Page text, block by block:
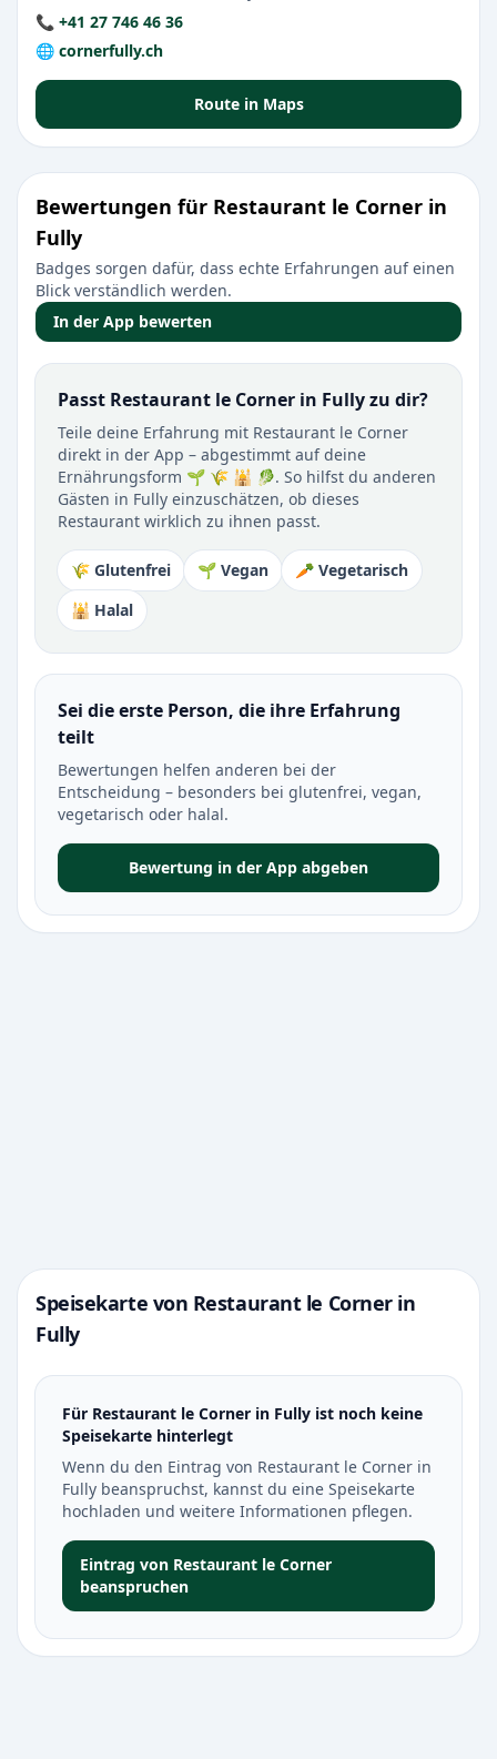
📞 +41 27 746 46 36
🌐 cornerfully.ch
Route in Maps
Bewertungen für Restaurant le Corner in
Fully
Badges sorgen dafür, dass echte Erfahrungen auf einen
Blick verständlich werden.
In der App bewerten
Passt Restaurant le Corner in Fully zu dir?
Teile deine Erfahrung mit Restaurant le Corner
direkt in der App – abgestimmt auf deine
Ernährungsform 🌱 🌾 🕌 🥬. So hilfst du anderen
Gästen in Fully einzuschätzen, ob dieses
Restaurant wirklich zu ihnen passt.
🌾 Glutenfrei 🌱 Vegan
🥕 Vegetarisch
🕌 Halal
Sei die erste Person, die ihre Erfahrung
teilt
Bewertungen helfen anderen bei der
Entscheidung – besonders bei glutenfrei, vegan,
vegetarisch oder halal.
Bewertung in der App abgeben
Speisekarte von Restaurant le Corner in
Fully
Für Restaurant le Corner in Fully ist noch keine
Speisekarte hinterlegt
Wenn du den Eintrag von Restaurant le Corner in
Fully beanspruchst, kannst du eine Speisekarte
hochladen und weitere Informationen pflegen.
Eintrag von Restaurant le Corner
beanspruchen